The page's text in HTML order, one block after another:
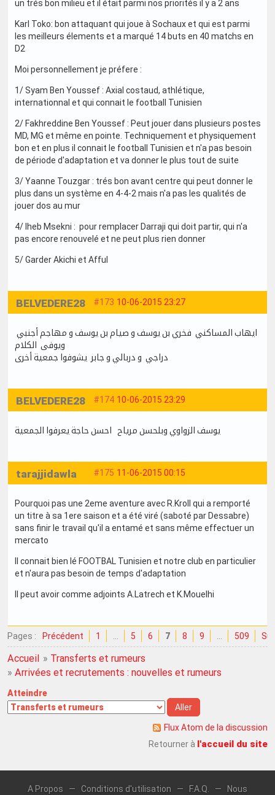
un trés bon milieu et il était parmi nos priorités il y a 2 ans
Karl Toko: bon attaquant qui joue à Sochaux et qui est parmi
les meilleurs élements et a marqué 14 buts en 40 matchs en
D2
Moi personnellement je préfere :
1/ Syam Ben Youssef : Axial costaud, athlétique,
internationnal et qui connait le football Tunisien
2/ Fakhreddine Ben Youssef : Peut jouer dans plusieurs postes
MD, MG et même en pointe. Techniquement et physiquement
bon et en plus il connait le football Tunisien et n'a pas besoin
de période d'adaptation et va donner le plus tout de suite
3/ Yaanne Touzgar : trés bon avant centre qui peut donner le
plus dans un système en 4-4-2 mais n'a pas les qualités de
jouer dos au mur
4/ Iheb Msekni : pour remplacer Darraji qui doit partir, qui n'a
pas encore renouvelé et ne peut plus rien donner
5/ Garder Akichi et Afful
#173 10-06-2015 23:27
BELVEDERE28
ايهاب المساكني فخري بن يوسف و صيام بن يوسف و مهاجم أجنبي
ويوفى الكلام
دراجي و دربالي و جابر يشوفوا جمعية أخرى
#174 10-06-2015 23:29
BELVEDERE28
يوسف الزواوي وبلحسن مرياح احسن حاجة يعرفوا الجمعية
#175 11-06-2015 00:15
tarajjidawla
Pourquoi pas une 2eme aventure avec R.Kroll qui a remporté
un titre à sa 1ere saison et a été viré (saboté par Dessabre)
sans finir le travail qu'il a entamé et sans même effectuer un
mercato
Il connait bien lé FOOTBAL Tunisien et notre club en particulier
et n'aura pas besoin de temps d'adaptation
Il peut avoir comme adjoints A.Latrech et K.Mouelhi
Pages : Précédent 1 5 6 7 8 9 509
Accueil » Transferts et rumeurs
» Arrivées et recrutements : nouvelles et rumeurs
Atteindre
Flux Atom de la discussion
Retourner à l'accueil du site
A Propos — Conditions d'utilisation — F.A.Q. — Nous